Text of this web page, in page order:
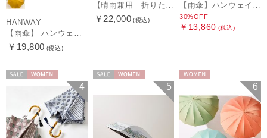
HANWAY
【雨傘】 ハンウェイ （HANWAY） Couturier クチュリエ 長傘 日本製
￥19,800 (税込)
【晴雨兼用 折りたたみ日傘】ハンウェイ（ＨＡＮＷＡＹ）Vestido de frida（べスティード・デ・フリーダ）
￥22,000 (税込)
【雨傘】ハンウェイ (HANWAY) Lily CJ（リリー・シー・ジェー） 日本製 親骨：51～55cm
30%OFF
￥13,860 (税込)
4 5 6